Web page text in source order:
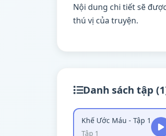
Nội dung chi tiết sẽ
thú vị của truyện.
Danh sách tập
Khế Ước Máu - Tập 1
Tập 1